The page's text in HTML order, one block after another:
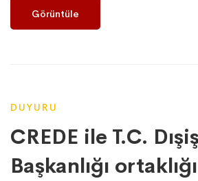
Görüntüle
DUYURU
CREDE ile T.C.
Başkanlığı